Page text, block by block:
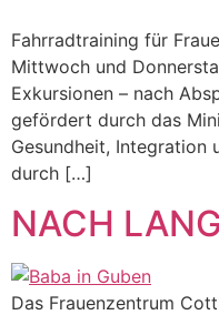
15 bis
Fahrradtraining für
Mittwoch und
Exkursionen – nach
gefördert durch das
Gesundheit, Integration
durch […]
NACH
Das Frauenzentrum